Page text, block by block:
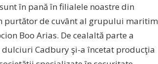
în pană în filialele noastre din
purtător de cuvânt al grupului maritim
Boo Arias. De cealaltă parte a
Cadbury şi-a încetat producţia